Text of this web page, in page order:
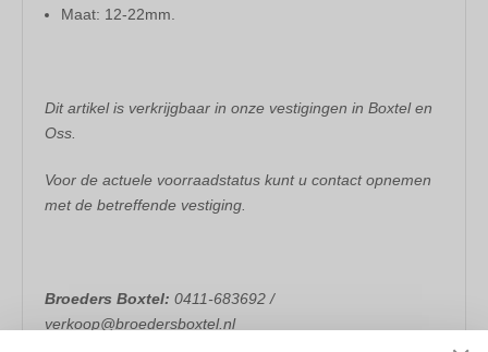
Maat: 12-22mm.
Dit artikel is verkrijgbaar in onze vestigingen in Boxtel en
Oss.
Voor de actuele voorraadstatus kunt u contact opnemen
met de betreffende vestiging.
Broeders Boxtel: 0411-683692 /
verkoop@broedersboxtel.nl